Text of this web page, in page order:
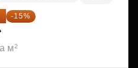
-15%
м²